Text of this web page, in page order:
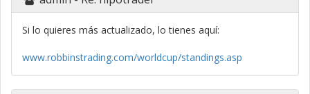
Si lo quieres más actualizado, lo tienes aquí:
www.robbinstrading.com/worldcup/standings.asp